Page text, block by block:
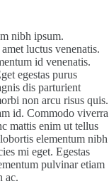
nibh ipsum.
luctus venenatis.
id venenatis.
egestas purus
dis parturient
non arcu risus quis.
id. Commodo viverra
mattis enim ut tellus
elementum nibh
mi eget. Egestas
pulvinar etiam
ac.